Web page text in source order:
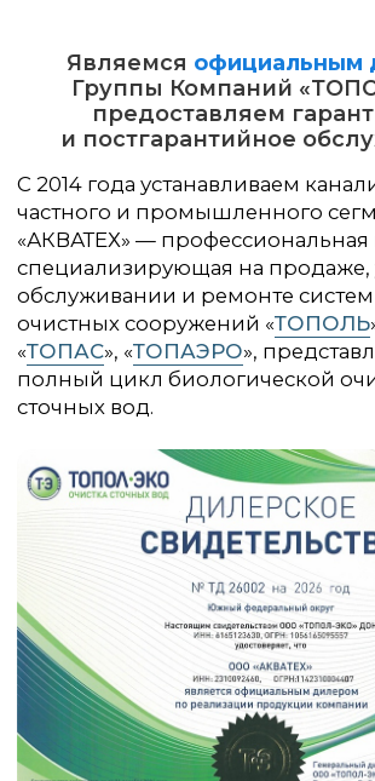
Являемся официальным
Группы Компаний
предоставляем
и постгарантийное
Работаем: Краснодарский
край, Республика Крым,
+7 (988) 245-78-77
Заказать звонок
+7 (800) 333-22-36
© ООО «АКВАТЕХ», 2026
Политика конфиденциальности